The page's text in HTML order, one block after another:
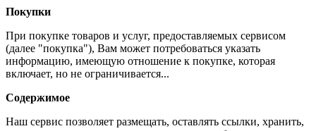
Покупки
При покупке товаров и услуг, предоставляемых сервисом
(далее "покупка"), Вам может потребоваться указать
информацию, имеющую отношение к покупке, которая
включает, но не ограничивается...
Содержимое
Наш сервис позволяет размещать, оставлять ссылки, хранить,